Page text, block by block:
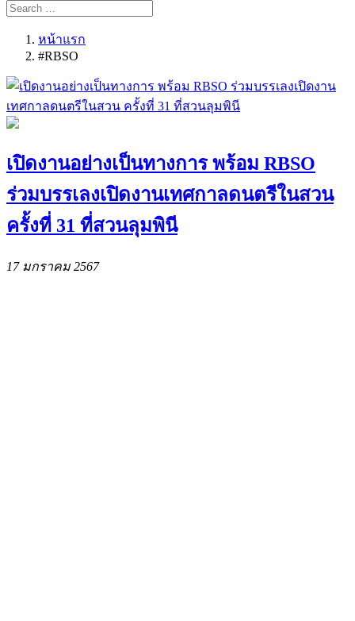
หน้าแรก
#RBSO
เปิดงานอย่างเป็นทางการ พร้อม RBSO
ร่วมบรรเลงเปิดงานเทศกาลดนตรีในสวน
ครั้งที่ 31 ที่สวนลุมพินี
17 มกราคม 2567